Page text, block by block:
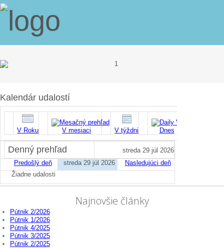
Kalendár udalostí
V Roku V mesiaci V týždni Dnes
Denný prehľad
streda 29 júl 2026
Predošlý deň
streda 29 júl 2026
Nasledujúci deň
Žiadne udalosti
Najnovšie články
Pútnik 2/2026
Pútnik 1/2026
Pútnik 4/2025
Pútnik 3/2025
Pútnik 2/2025